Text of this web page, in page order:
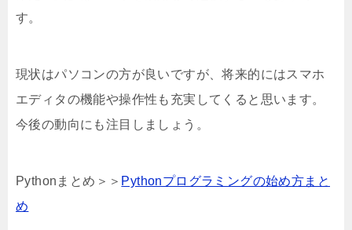
す。
現状はパソコンの方が良いですが、将来的にはスマホ
エディタの機能や操作性も充実してくると思います。
今後の動向にも注目しましょう。
Pythonまとめ＞＞ Pythonプログラミングの始め方まと
め